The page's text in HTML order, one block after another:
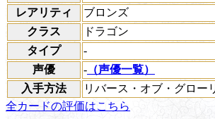
レアリティ
ブロンズ
クラス
ドラゴン
タイプ
-
声優
- （声優一覧）
入手方法
リバース・オブ・グロー
全カードの評価はこちら